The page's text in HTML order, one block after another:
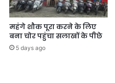
महंगे शौक पूरा करने के लिए
बना चोर पहुंचा सलाखों के पीछे
5 days ago